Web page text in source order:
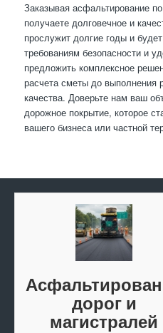
Заказывая асфальтирование
получаете долговечное и
прослужит долгие годы и
требованиям безопасности и
предложить комплексное
расчета сметы до выполнения
качества. Доверьте нам ваш
дорожное покрытие, которое
вашего бизнеса или частной
дорог и
магистралей